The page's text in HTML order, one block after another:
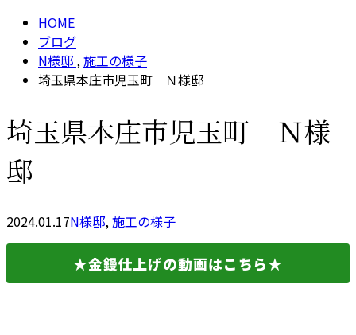
HOME
ブログ
N様邸 ,施工の様子
埼玉県本庄市児玉町 Ｎ様邸
埼玉県本庄市児玉町 Ｎ様
邸
2024.01.17N様邸,施工の様子
★金鏝仕上げの動画はこちら★